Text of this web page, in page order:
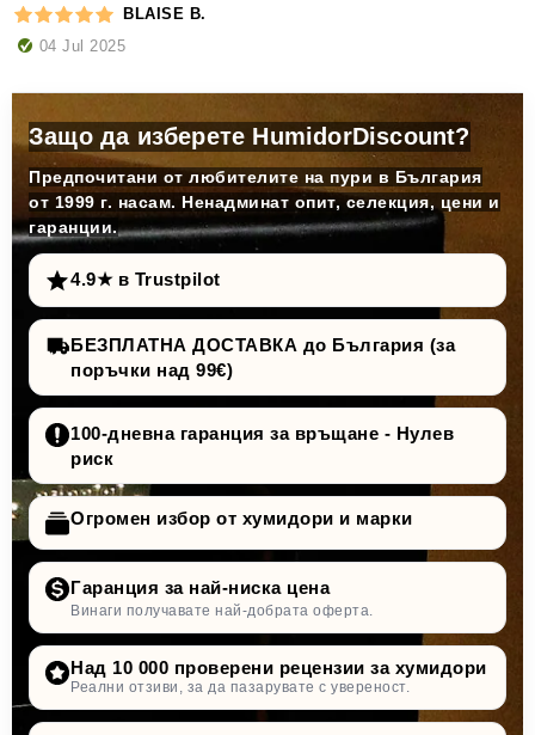
BLAISE B.
04 Jul 2025
Защо да изберете HumidorDiscount?
Предпочитани от любителите на пури в България
от 1999 г. насам. Ненадминат опит, селекция, цени и
гаранции.
4.9★ в Trustpilot
БЕЗПЛАТНА ДОСТАВКА до България (за
поръчки над 99€)
100-дневна гаранция за връщане - Нулев
риск
Огромен избор от хумидори и марки
Гаранция за най-ниска цена
Винаги получавате най-добрата оферта.
Над 10 000 проверени рецензии за хумидори
Реални отзиви, за да пазарувате с увереност.